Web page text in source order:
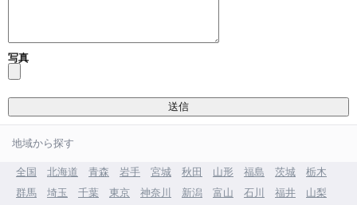
写真
地域から探す
全国 北海道 青森 岩手 宮城 秋田 山形 福島 茨城
栃木
群馬
埼玉 千葉 東京 神奈川 新潟 富山 石川 福井 山梨